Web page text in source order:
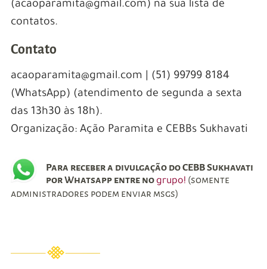
(acaoparamita@gmail.com) na sua lista de
contatos.
Contato
acaoparamita@gmail.com | (51) 99799 8184
(WhatsApp) (atendimento de segunda a sexta
das 13h30 às 18h).
Organização: Ação Paramita e CEBBs Sukhavati
Para receber a divulgação do CEBB Sukhavati
por Whatsapp entre no grupo! (somente
administradores podem enviar msgs)